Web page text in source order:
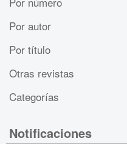
Por autor
Por título
Otras revistas
Categorías
Notificaciones